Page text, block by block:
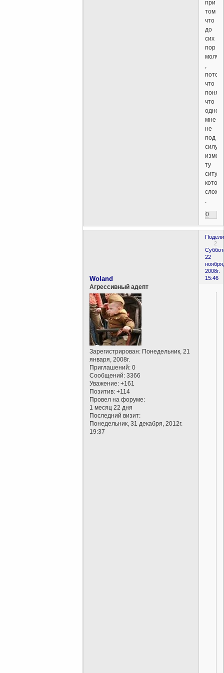
при
том
что
до
сих
пор
,
что
понял
что
мне
не
под
силу
ту
.
0
2
22
ноября,
2008г.
15:46
Woland
Агрессивный адепт
Зарегистрирован: Понедельник, 21
января, 2008г.
Приглашений: 0
Сообщений: 3366
Уважение: +161
Позитив: +114
Провел на форуме:
1 месяц 22 дня
Последний визит:
Понедельник, 31 декабря, 2012г.
19:37